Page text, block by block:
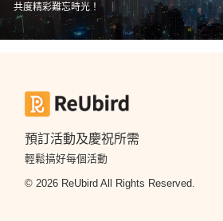
共度精彩難忘時光！
預訂活動及慶祝所需
輕鬆搞好每個活動
© 2026 ReUbird All Rights Reserved.